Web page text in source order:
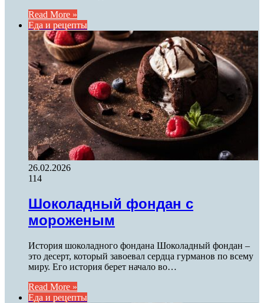
Read More »
Еда и рецепты
26.02.2026
114
Шоколадный фондан с
мороженым
История шоколадного фондана Шоколадный фондан –
это десерт, который завоевал сердца гурманов по всему
миру. Его история берет начало во…
Read More »
Еда и рецепты